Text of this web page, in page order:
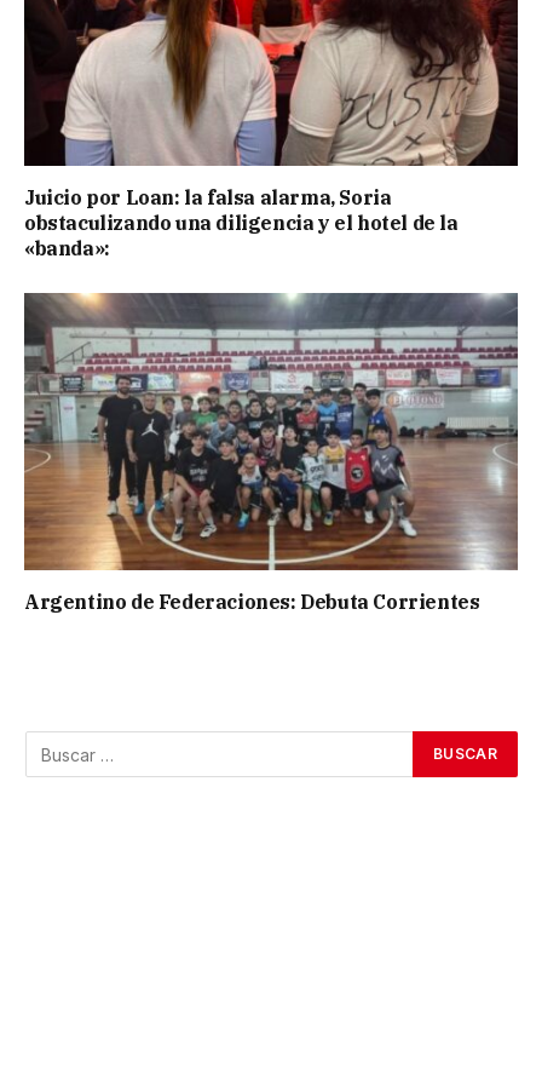
Juicio por Loan: la falsa alarma, Soria
obstaculizando una diligencia y el hotel de la
«banda»:
Argentino de Federaciones: Debuta Corrientes